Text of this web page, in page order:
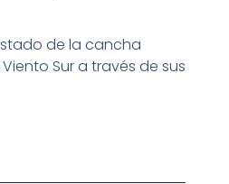
de la cancha
Sur a través de sus